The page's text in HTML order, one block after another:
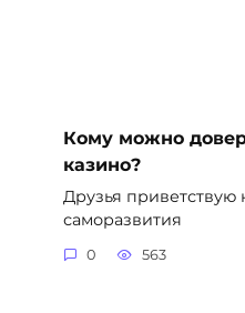
Кому можно
казино?
Друзья приветствую
саморазвития
0 563